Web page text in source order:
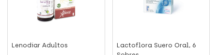
Lenodiar Adultos
Lactoflora Suero Oral, 6